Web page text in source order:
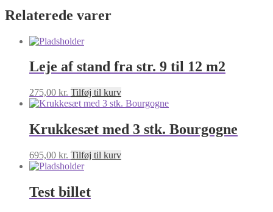
Relaterede varer
Leje af stand fra str. 9 til 12 m2
275,00 kr. Tilføj til kurv
Krukkesæt med 3 stk. Bourgogne
695,00 kr. Tilføj til kurv
Test billet